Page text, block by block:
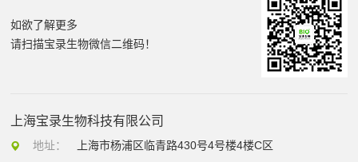
如欲了解更多
请扫描宝录生物微信二维码！
上海宝录生物科技有限公司
地址：
上海市杨浦区临青路430号4号楼4楼C区